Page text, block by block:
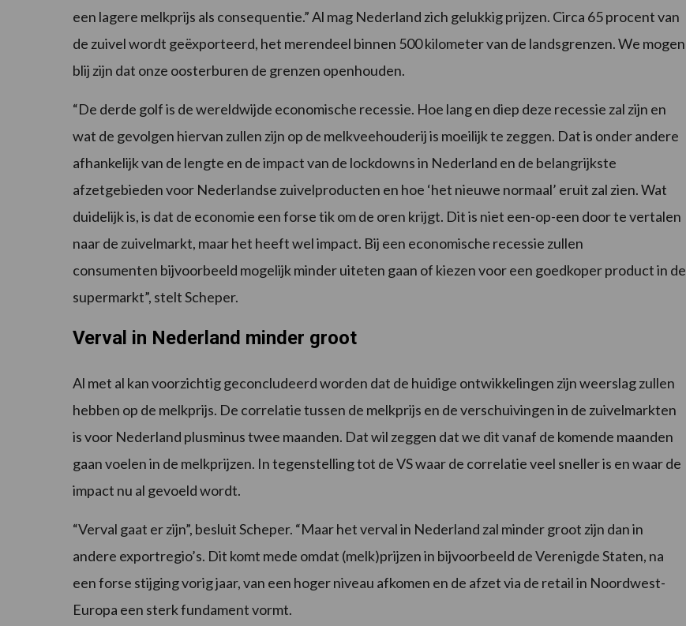
een lagere melkprijs als consequentie.” Al mag Nederland zich gelukkig prijzen. Circa 65 procent van
de zuivel wordt geëxporteerd, het merendeel binnen 500 kilometer van de landsgrenzen. We mogen
blij zijn dat onze oosterburen de grenzen openhouden.
“De derde golf is de wereldwijde economische recessie. Hoe lang en diep deze recessie zal zijn en
wat de gevolgen hiervan zullen zijn op de melkveehouderij is moeilijk te zeggen. Dat is onder andere
afhankelijk van de lengte en de impact van de lockdowns in Nederland en de belangrijkste
afzetgebieden voor Nederlandse zuivelproducten en hoe ‘het nieuwe normaal’ eruit zal zien. Wat
duidelijk is, is dat de economie een forse tik om de oren krijgt. Dit is niet een-op-een door te vertalen
naar de zuivelmarkt, maar het heeft wel impact. Bij een economische recessie zullen
consumenten bijvoorbeeld mogelijk minder uiteten gaan of kiezen voor een goedkoper product in de
supermarkt”, stelt Scheper.
Verval in Nederland minder groot
Al met al kan voorzichtig geconcludeerd worden dat de huidige ontwikkelingen zijn weerslag zullen
hebben op de melkprijs. De correlatie tussen de melkprijs en de verschuivingen in de zuivelmarkten
is voor Nederland plusminus twee maanden. Dat wil zeggen dat we dit vanaf de komende maanden
gaan voelen in de melkprijzen. In tegenstelling tot de VS waar de correlatie veel sneller is en waar de
impact nu al gevoeld wordt.
“Verval gaat er zijn”, besluit Scheper. “Maar het verval in Nederland zal minder groot zijn dan in
andere exportregio’s. Dit komt mede omdat (melk)prijzen in bijvoorbeeld de Verenigde Staten, na
een forse stijging vorig jaar, van een hoger niveau afkomen en de afzet via de retail in Noordwest-
Europa een sterk fundament vormt.